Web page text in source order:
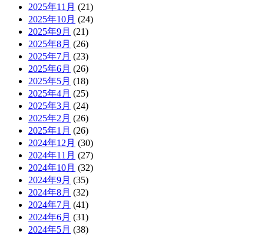
2025年11月 (21)
2025年10月 (24)
2025年9月 (21)
2025年8月 (26)
2025年7月 (23)
2025年6月 (26)
2025年5月 (18)
2025年4月 (25)
2025年3月 (24)
2025年2月 (26)
2025年1月 (26)
2024年12月 (30)
2024年11月 (27)
2024年10月 (32)
2024年9月 (35)
2024年8月 (32)
2024年7月 (41)
2024年6月 (31)
2024年5月 (38)